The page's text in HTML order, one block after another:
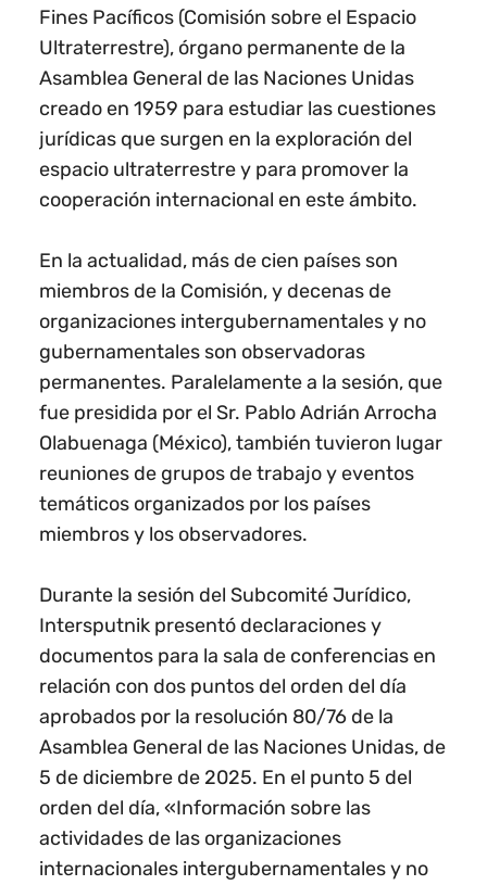
Fines Pacíficos (Comisión sobre el Espacio
Ultraterrestre), órgano permanente de la
Asamblea General de las Naciones Unidas
creado en 1959 para estudiar las cuestiones
jurídicas que surgen en la exploración del
espacio ultraterrestre y para promover la
cooperación internacional en este ámbito.
En la actualidad, más de cien países son
miembros de la Comisión, y decenas de
organizaciones intergubernamentales y no
gubernamentales son observadoras
permanentes. Paralelamente a la sesión, que
fue presidida por el Sr. Pablo Adrián Arrocha
Olabuenaga (México), también tuvieron lugar
reuniones de grupos de trabajo y eventos
temáticos organizados por los países
miembros y los observadores.
Durante la sesión del Subcomité Jurídico,
Intersputnik presentó declaraciones y
documentos para la sala de conferencias en
relación con dos puntos del orden del día
aprobados por la resolución 80/76 de la
Asamblea General de las Naciones Unidas, de
5 de diciembre de 2025. En el punto 5 del
orden del día, «Información sobre las
actividades de las organizaciones
internacionales intergubernamentales y no